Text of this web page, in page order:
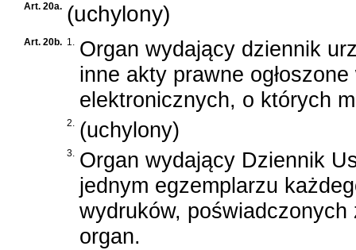
Art. 20a. (uchylony)
Art. 20b. 1. Organ wydający dziennik
inne akty prawne
elektronicznych, o których
2. (uchylony)
3. Organ wydający Dziennik
jednym egzemplarzu
wydruków, poświadczonych
organ.